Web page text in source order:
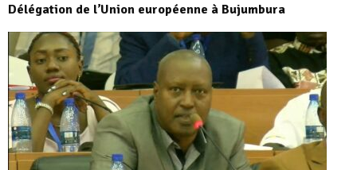
Délégation de l’Union européenne à Bujumbura